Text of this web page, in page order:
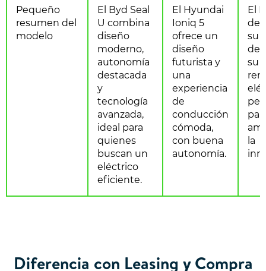
Pequeño
resumen del
modelo
El Byd Seal
U combina
diseño
moderno,
autonomía
destacada
y
tecnología
avanzada,
ideal para
quienes
buscan un
eléctrico
eficiente.
El Hyundai
Ioniq 5
ofrece un
diseño
futurista y
una
experiencia
de
conducción
cómoda,
con buena
autonomía.
El
su
su
la
Diferencia con Leasing y Compra